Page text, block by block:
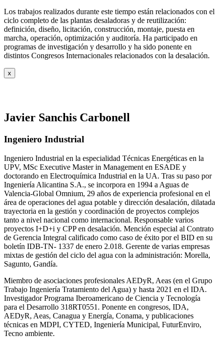
Los trabajos realizados durante este tiempo están relacionados con el
ciclo completo de las plantas desaladoras y de reutilización:
definición, diseño, licitación, construcción, montaje, puesta en
marcha, operación, optimización y auditoría. Ha participado en
programas de investigación y desarrollo y ha sido ponente en
distintos Congresos Internacionales relacionados con la desalación.
x
Javier Sanchis Carbonell
Ingeniero Industrial
Ingeniero Industrial en la especialidad Técnicas Energéticas en la
UPV, MSc Executive Master in Management en ESADE y
doctorando en Electroquímica Industrial en la UA. Tras su paso por
Ingeniería Alicantina S.A., se incorpora en 1994 a Aguas de
Valencia-Global Omnium, 29 años de experiencia profesional en el
área de operaciones del agua potable y dirección desalación, dilatada
trayectoria en la gestión y coordinación de proyectos complejos
tanto a nivel nacional como internacional. Responsable varios
proyectos I+D+i y CPP en desalación. Mención especial al Contrato
de Gerencia Integral calificado como caso de éxito por el BID en su
boletín IDB-TN- 1337 de enero 2.018. Gerente de varias empresas
mixtas de gestión del ciclo del agua con la administración: Morella,
Sagunto, Gandía.
Miembro de asociaciones profesionales AEDyR, Aeas (en el Grupo
Trabajo Ingeniería Tratamiento del Agua) y hasta 2021 en el IDA.
Investigador Programa Iberoamericano de Ciencia y Tecnología
para el Desarrollo 318RT0551. Ponente en congresos, IDA,
AEDyR, Aeas, Canagua y Energía, Conama, y publicaciones
técnicas en MDPI, CYTED, Ingeniería Municipal, FuturEnviro,
Tecno ambiente.